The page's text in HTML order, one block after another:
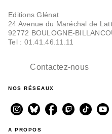
Editions Glénat
24 Avenue du Maréchal de
92772 BOULOGNE-
Tel : 01.41.46.11.11
Contactez-nous
NOS RÉSEAUX
A PROPOS